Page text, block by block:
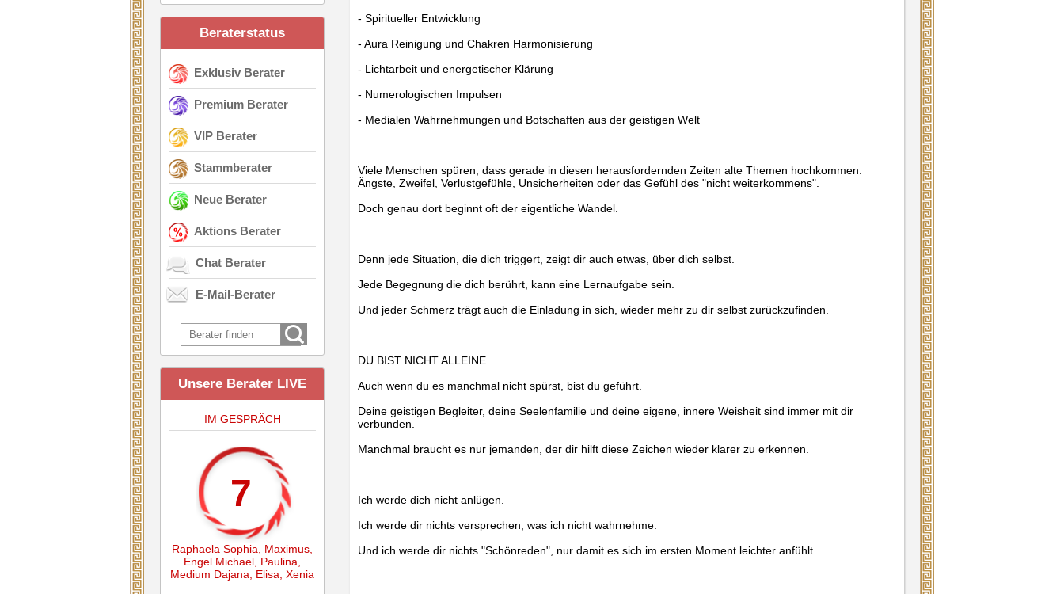
Beraterstatus
Exklusiv Berater
Premium Berater
VIP Berater
Stammberater
Neue Berater
Aktions Berater
Chat Berater
E-Mail-Berater
Unsere Berater LIVE
IM GESPRÄCH
7
Raphaela Sophia Maximus
Engel Michael Paulina
Medium Dajana
Elisa Xenia
- Spiritueller Entwicklung
- Aura Reinigung und Chakren Harmonisierung
- Lichtarbeit und energetischer Klärung
- Numerologischen Impulsen
- Medialen Wahrnehmungen und Botschaften aus der geistigen Welt
Viele Menschen spüren, dass gerade in diesen herausfordernden Zeiten alte Themen hochkommen.
Ängste, Zweifel, Verlustgefühle, Unsicherheiten oder das Gefühl des "nicht weiterkommens".
Doch genau dort beginnt oft der eigentliche Wandel.
Denn jede Situation, die dich triggert, zeigt dir auch etwas, über dich selbst.
Jede Begegnung die dich berührt, kann eine Lernaufgabe sein.
Und jeder Schmerz trägt auch die Einladung in sich, wieder mehr zu dir selbst zurückzufinden.
DU BIST NICHT ALLEINE
Auch wenn du es manchmal nicht spürst, bist du geführt.
Deine geistigen Begleiter, deine Seelenfamilie und deine eigene, innere Weisheit sind immer mit dir
verbunden.
Manchmal braucht es nur jemanden, der dir hilft diese Zeichen wieder klarer zu erkennen.
Ich werde dich nicht anlügen.
Ich werde dir nichts versprechen, was ich nicht wahrnehme.
Und ich werde dir nichts "Schönreden", nur damit es sich im ersten Moment leichter anfühlt.